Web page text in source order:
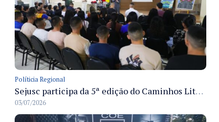
Políticia Regional
Sejusc participa da 5ª edição do Caminhos Literários com foco na cultura hip-hop nas unidades socioeducativas
03/07/2026